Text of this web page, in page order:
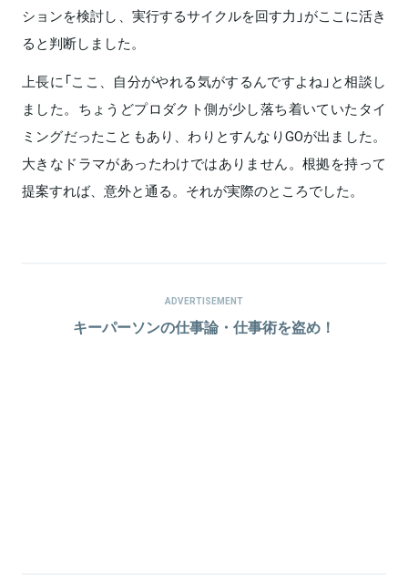
ションを検討し、実行するサイクルを回す力」がここに活き
ると判断しました。
上長に「ここ、自分がやれる気がするんですよね」と相談し
ました。ちょうどプロダクト側が少し落ち着いていたタイ
ミングだったこともあり、わりとすんなりGOが出ました。
大きなドラマがあったわけではありません。根拠を持って
提案すれば、意外と通る。それが実際のところでした。
ADVERTISEMENT
キーパーソンの仕事論・仕事術を盗め！